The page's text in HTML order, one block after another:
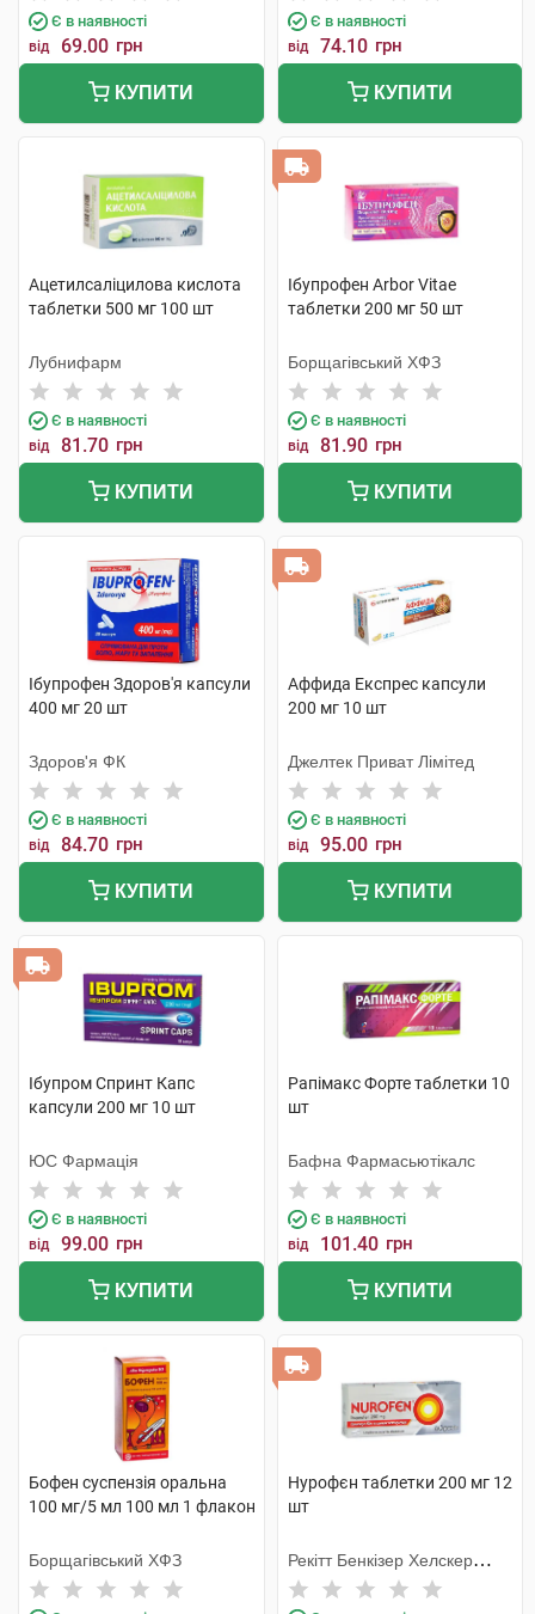
Є в наявності
від 69.00 грн
КУПИТИ
Є в наявності
від 74.10 грн
КУПИТИ
Ацетилсаліцилова кислота
таблетки 500 мг 100 шт
Лубнифарм
Є в наявності
від 81.70 грн
КУПИТИ
Ібупрофен Arbor Vitae
таблетки 200 мг 50 шт
Борщагівський ХФЗ
Є в наявності
від 81.90 грн
КУПИТИ
Ібупрофен Здоров'я капсули
400 мг 20 шт
Здоров'я ФК
Є в наявності
від 84.70 грн
КУПИТИ
Аффида Експрес капсули
200 мг 10 шт
Джелтек Приват Лімітед
Є в наявності
від 95.00 грн
КУПИТИ
Ібупром Спринт Капс
капсули 200 мг 10 шт
ЮС Фармація
Є в наявності
від 99.00 грн
КУПИТИ
Рапімакс Форте таблетки 10
шт
Бафна Фармасьютікалс
Є в наявності
від 101.40 грн
КУПИТИ
Бофен суспензія оральна
100 мг/5 мл 100 мл 1 флакон
Борщагівський ХФЗ
Нурофєн таблетки 200 мг 12
шт
Рекітт Бенкізер Хелскер
Інтернешнл